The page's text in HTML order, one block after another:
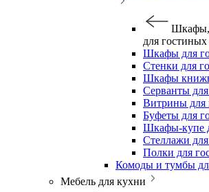
Шкафы,
для гостиных
Шкафы для
Стенки для
Шкафы
Серванты
Витрины для
Буфеты для
Шкафы-купе
Стеллажи
Полки для
Комоды и тумбы
Мебель для кухни